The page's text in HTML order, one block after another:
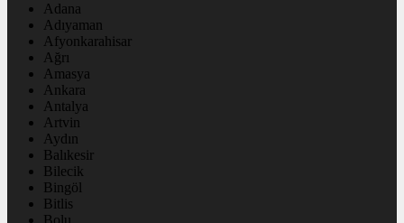
Adana
Adıyaman
Afyonkarahisar
Ağrı
Amasya
Ankara
Antalya
Artvin
Aydın
Balıkesir
Bilecik
Bingöl
Bitlis
Bolu